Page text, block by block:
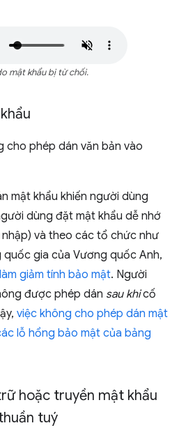
mật khẩu bị từ chối.
cho phép dán văn bản vào
mật khẩu khiến người dùng
dùng đặt mật khẩu dễ nhớ
và theo các tổ chức như
quốc gia của Vương quốc Anh,
làm giảm tính bảo mật. Người
được phép dán sau khicố
việc không cho phép dán mật
lỗ hổng bảo mật của bảng
hoặc truyền mật khẩu
tuý